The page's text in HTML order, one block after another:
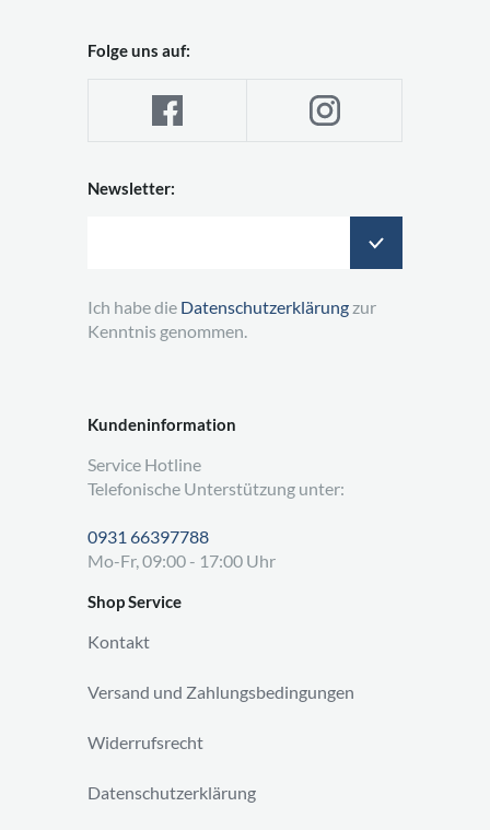
Kundeninformation
Service Hotline
Telefonische Unterstützung unter:
0931 66397788
Mo-Fr, 09:00 - 17:00 Uhr
Shop Service
Kontakt
Versand und Zahlungsbedingungen
Widerrufsrecht
Datenschutzerklärung
Folge uns auf:
Newsletter:
Ich habe die Datenschutzerklärung zur
Kenntnis genommen.